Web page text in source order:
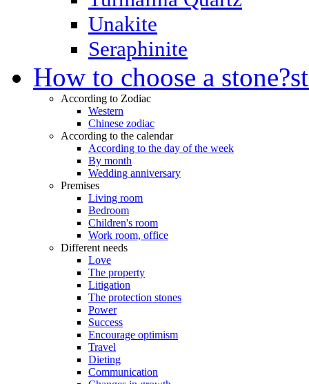
Unakite
Seraphinite
How to choose a stone?
According to Zodiac
Western
Chinese zodiac
According to the calendar
According to the day of the week
By month
Wedding anniversary
Premises
Living room
Bedroom
Children's room
Work room, office
Different needs
Love
The property
Litigation
The protection stones
Power
Success
Encourage optimism
Travel
Dieting
Communication